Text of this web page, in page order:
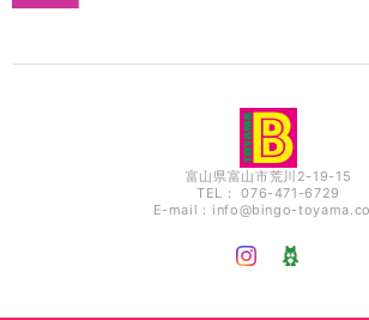
富山県富山市荒川2-19-15
TEL： 076-471-6729
E-mail： info@bingo-